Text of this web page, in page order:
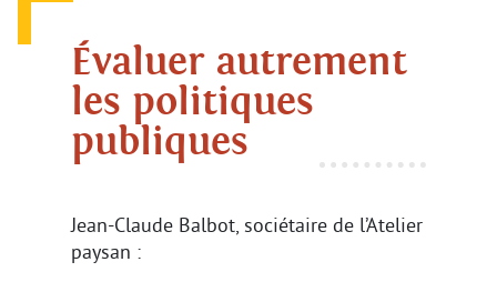
Évaluer autrement
les politiques
publiques
Jean-Claude Balbot, sociétaire de l’Atelier
paysan :